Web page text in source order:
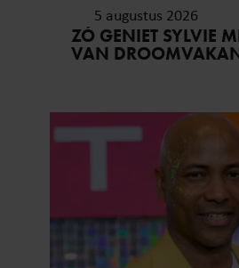
5 augustus 2026
ZÓ GENIET SYLVIE
VAN